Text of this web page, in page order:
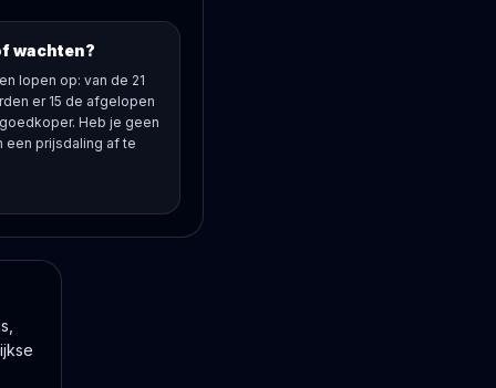
wachten?
lopen op: van de 21
er 15 de afgelopen
Heb je geen
een prijsdaling af te